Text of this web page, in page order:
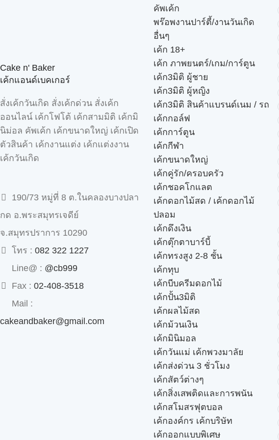
Cake n' Baker
เค้กแอนด์เบคเกอร์
สั่งเค้กวันเกิด สั่งเค้กด่วน สั่งเค้ก
ออนไลน์ เค้กโฟโต้ เค้กสามมิติ เค้กมิ
นิม่อล คัพเค้ก เค้กขนาดใหญ่ เค้กเปิด
ตัวสินค้า เค้กงานแต่ง เค้กแต่งงาน
เค้กวันเกิด
190/73 หมู่ที่ 8 ต.ในคลองบางปลา
กด อ.พระสมุทรเจดีย์
จ.สมุทรปราการ 10290
โทร : 082 322 1227
Line@ : @cb999
Fax : 02-408-3518
Mail :
cakeandbaker@gmail.com
คัพเค้ก
พร๊อพงานปาร์ตี้/งานวันเกิด
อื่นๆ
เค้ก 18+
เค้ก ภาพยนตร์/เกม/การ์ตูน
เค้ก3มิติ ผู้ชาย
เค้ก3มิติ ผู้หญิง
เค้ก3มิติ สินค้าแบรนด์เนม / รถ
เค้กกอล์ฟ
เค้กการ์ตูน
เค้กกีฬา
เค้กขนาดใหญ่
เค้กคู่รัก/ครอบครัว
เค้กชอคโกแลต
เค้กดอกไม้สด / เค้กดอกไม้
ปลอม
เค้กดึงเงิน
เค้กตุ๊กตาบาร์บี้
เค้กทรงสูง 2-8 ชั้น
เค้กทุบ
เค้กบีบครีมดอกไม้
เค้กปั้น3มิติ
เค้กผลไม้สด
เค้กม้วนเงิน
เค้กมินิมอล
เค้กวันแม่ เค้กพวงมาลัย
เค้กส่งด่วน 3 ชั่วโมง
เค้กสัตว์ต่างๆ
เค้กสิ่งเสพติดและการพนัน
เค้กสโมสรฟุตบอล
เค้กองค์กร เค้กบริษัท
เค้กออกแบบพิเศษ